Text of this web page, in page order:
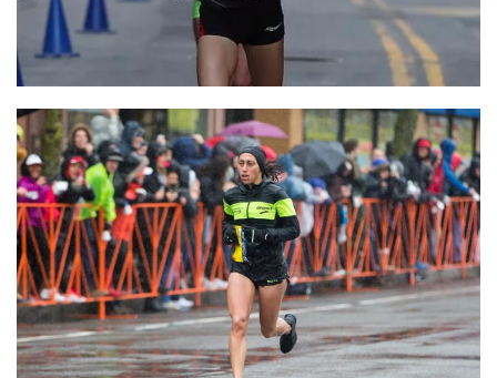
比
赛
观
察
装